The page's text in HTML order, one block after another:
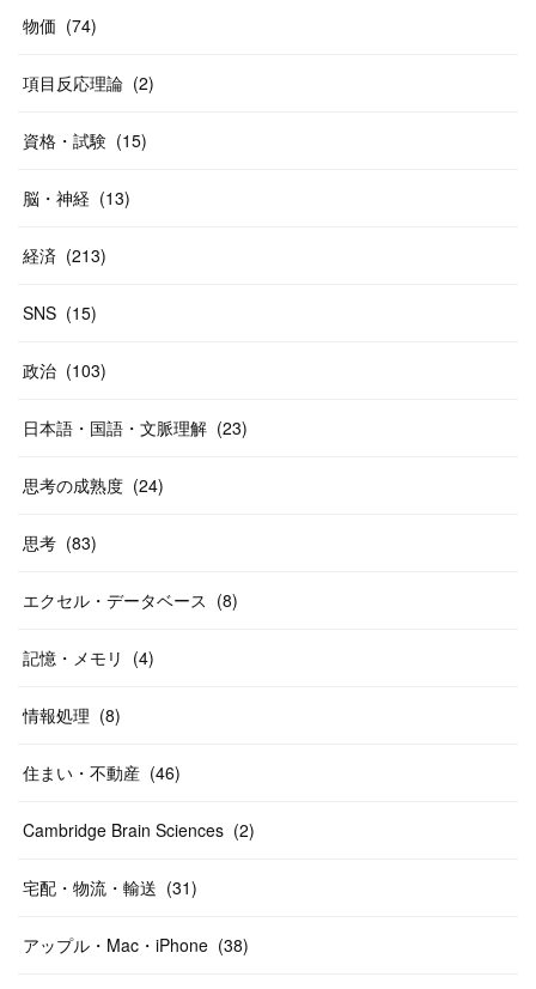
10
物価 (74)
項目反応理論 (2)
資格・試験 (15)
脳・神経 (13)
経済 (213)
SNS (15)
政治 (103)
日本語・国語・文脈理解 (23)
思考の成熟度 (24)
思考 (83)
エクセル・データベース (8)
記憶・メモリ (4)
情報処理 (8)
住まい・不動産 (46)
Cambridge Brain Sciences (2)
宅配・物流・輸送 (31)
アップル・Mac・iPhone (38)